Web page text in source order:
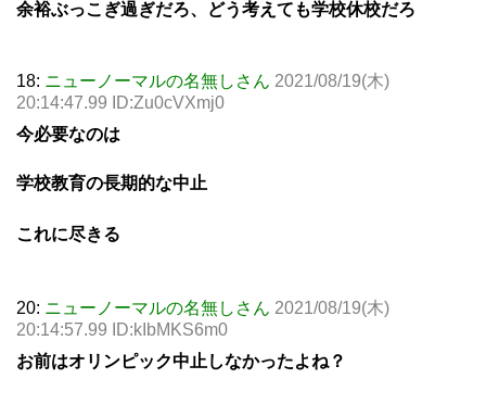
余裕ぶっこぎ過ぎだろ、どう考えても学校休校だろ
18: ニューノーマルの名無しさん 2021/08/19(木)
20:14:47.99 ID:Zu0cVXmj0
今必要なのは
学校教育の長期的な中止
これに尽きる
20: ニューノーマルの名無しさん 2021/08/19(木)
20:14:57.99 ID:kIbMKS6m0
お前はオリンピック中止しなかったよね？